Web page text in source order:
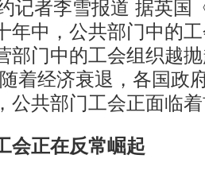
者李雪报道 据英国
年中，公共部门中的
部门中的工会组织越
着经济衰退，各国政
公共部门工会正面临
会正在反常崛起